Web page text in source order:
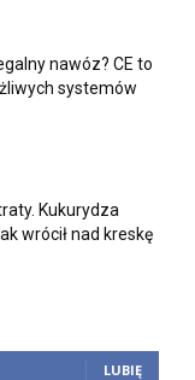
nawóz? CE to
systemów
Kukurydza
wrócił nad kreskę
LUBIĘ